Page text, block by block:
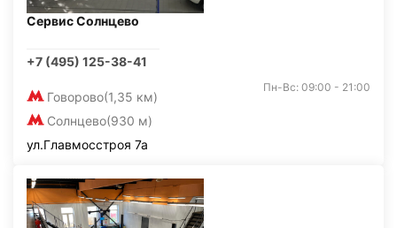
Сервис Солнцево
+7 (495) 125-38-41
Говорово(1,35 км)
Солнцево(930 м)
Пн-Вс: 09:00 - 21:00
ул.Главмосстроя 7а